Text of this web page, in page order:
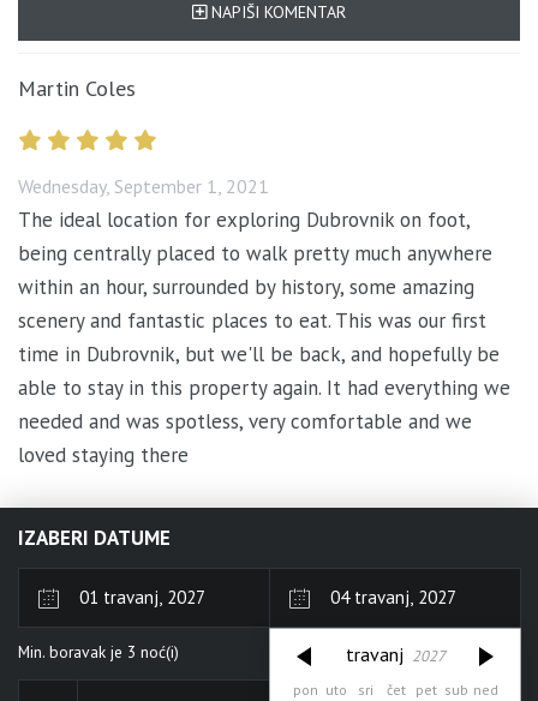
NAPIŠI KOMENTAR
Martin Coles
Wednesday, September 1, 2021
The ideal location for exploring Dubrovnik on foot,
being centrally placed to walk pretty much anywhere
within an hour, surrounded by history, some amazing
scenery and fantastic places to eat. This was our first
time in Dubrovnik, but we'll be back, and hopefully be
able to stay in this property again. It had everything we
needed and was spotless, very comfortable and we
loved staying there
IZABERI DATUME
travanj
travanj 2027
pon uto sri čet pet sub ned
Min. boravak je 3 noć(i)